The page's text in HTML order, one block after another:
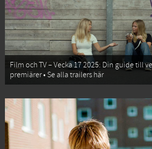
Film och TV – Vecka 17 2025: Din guide till
premiärer • Se alla trailers här